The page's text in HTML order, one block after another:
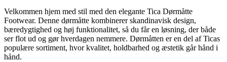
Velkommen hjem med stil med den elegante Tica Dørmåtte
Footwear. Denne dørmåtte kombinerer skandinavisk design,
bæredygtighed og høj funktionalitet, så du får en løsning, der både
ser flot ud og gør hverdagen nemmere. Dørmåtten er en del af Ticas
populære sortiment, hvor kvalitet, holdbarhed og æstetik går hånd i
hånd.